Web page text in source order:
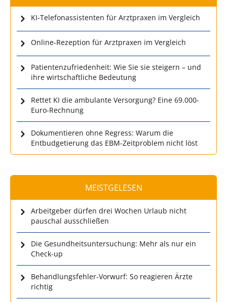
KI-Telefonassistenten für Arztpraxen im Vergleich
Online-Rezeption für Arztpraxen im Vergleich
Patientenzufriedenheit: Wie Sie sie steigern – und
ihre wirtschaftliche Bedeutung
Rettet KI die ambulante Versorgung? Eine 69.000-
Euro-Rechnung
Dokumentieren ohne Regress: Warum die
Entbudgetierung das EBM-Zeitproblem nicht löst
MEISTGELESEN
Arbeitgeber dürfen drei Wochen Urlaub nicht
pauschal ausschließen
Die Gesundheitsuntersuchung: Mehr als nur ein
Check-up
Behandlungsfehler-Vorwurf: So reagieren Ärzte
richtig